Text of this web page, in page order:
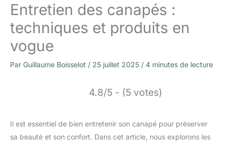
Entretien des canapés :
techniques et produits en
vogue
Par Guillaume Boisselot / 25 juillet 2025 / 4 minutes de lecture
4.8/5 - (5 votes)
Il est essentiel de bien entretenir son canapé pour préserver
sa beauté et son confort. Dans cet article, nous explorons les